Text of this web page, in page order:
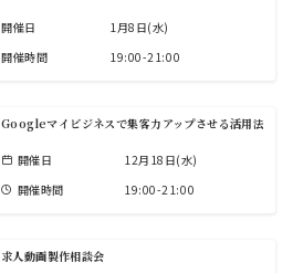
開催日
1月8日(水)
開催時間
19:00-21:00
Googleマイビジネスで集客力アップさせる活用法
開催日
12月18日(水)
開催時間
19:00-21:00
求人動画製作相談会